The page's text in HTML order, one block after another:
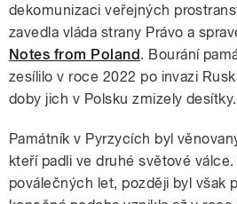
dekomunizaci veřejných
zavedla vláda strany Právo a
Notes from Poland. Bourání
zesílilo v roce 2022 po invazi
doby jich v Polsku zmizely desítky.
Památník v Pyrzycích byl
kteří padli ve druhé světové
poválečných let, později byl však